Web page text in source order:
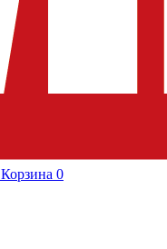
Корзина 0